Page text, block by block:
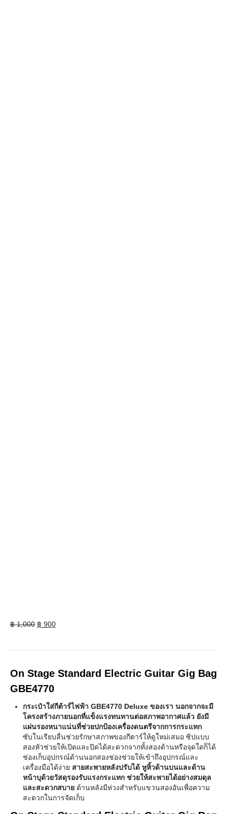
฿1,000 Original
฿ 900Current
On Stage Standard Electric Guitar Gig Bag
GBE4770
กระเป๋าใส่กีต้าร์ไฟฟ้า GBE4770 Deluxe ของเรา นอกจากจะมี
โครงสร้างภายนอกที่แข็งแรงทนทานต่อสภาพอากาศแล้ว ยังมี
แผ่นรองหนาแน่นที่ช่วยปกป้องเครื่องดนตรีจากการกระแทก
ซับในเรียบลื่นช่วยรักษาสภาพของกีตาร์ให้ดูใหม่เสมอ ซิปแบบ
สองหัวช่วยให้เปิดและปิดได้สะดวกจากทั้งสองด้านหรือจุดใดก็ได้
ช่องเก็บอุปกรณ์ด้านนอกสองช่องช่วยให้เข้าถึงอุปกรณ์และ
เครื่องมือได้ง่าย สายสะพายหลังปรับได้ หูหิ้วด้านบนและด้าน
หน้าบุด้วยวัสดุรองรับแรงกระแทก ช่วยให้สะพายได้อย่างสมดุล
และสะดวกสบาย ด้านหลังมีห่วงสำหรับแขวนสองอันเพื่อความ
สะดวกในการจัดเก็บ